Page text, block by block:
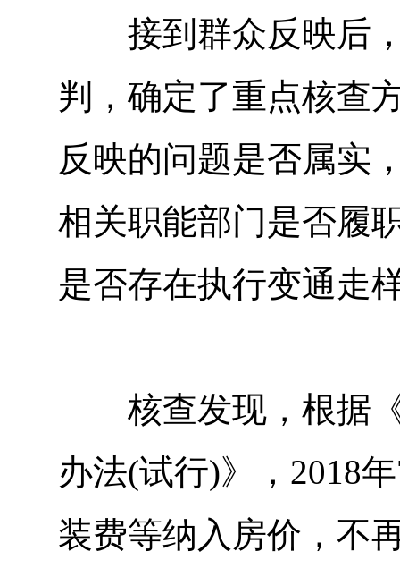
接到群众反映后，
判，确定了重点核查
反映的问题是否属实
相关职能部门是否履
是否存在执行变通走
核查发现，根据《
办法(试行)》，2018
装费等纳入房价，不